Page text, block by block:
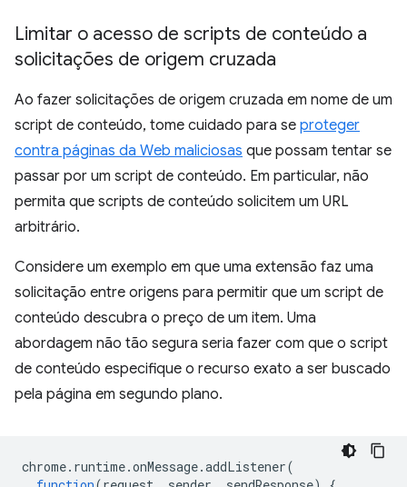
Limitar o acesso de scripts de conteúdo a
solicitações de origem cruzada
Ao fazer solicitações de origem cruzada em nome de um
script de conteúdo, tome cuidado para se proteger
contra páginas da Web maliciosas que possam tentar se
passar por um script de conteúdo. Em particular, não
permita que scripts de conteúdo solicitem um URL
arbitrário.
Considere um exemplo em que uma extensão faz uma
solicitação entre origens para permitir que um script de
conteúdo descubra o preço de um item. Uma
abordagem não tão segura seria fazer com que o script
de conteúdo especifique o recurso exato a ser buscado
pela página em segundo plano.
chrome. runtime.onMessage.addListener(